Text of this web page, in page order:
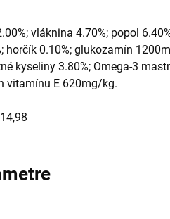
vláknina 4.70%; popol
horčík 0.10%; glukozamín
kyseliny 3.80%; Omega-3
vitamínu E 620mg/kg.